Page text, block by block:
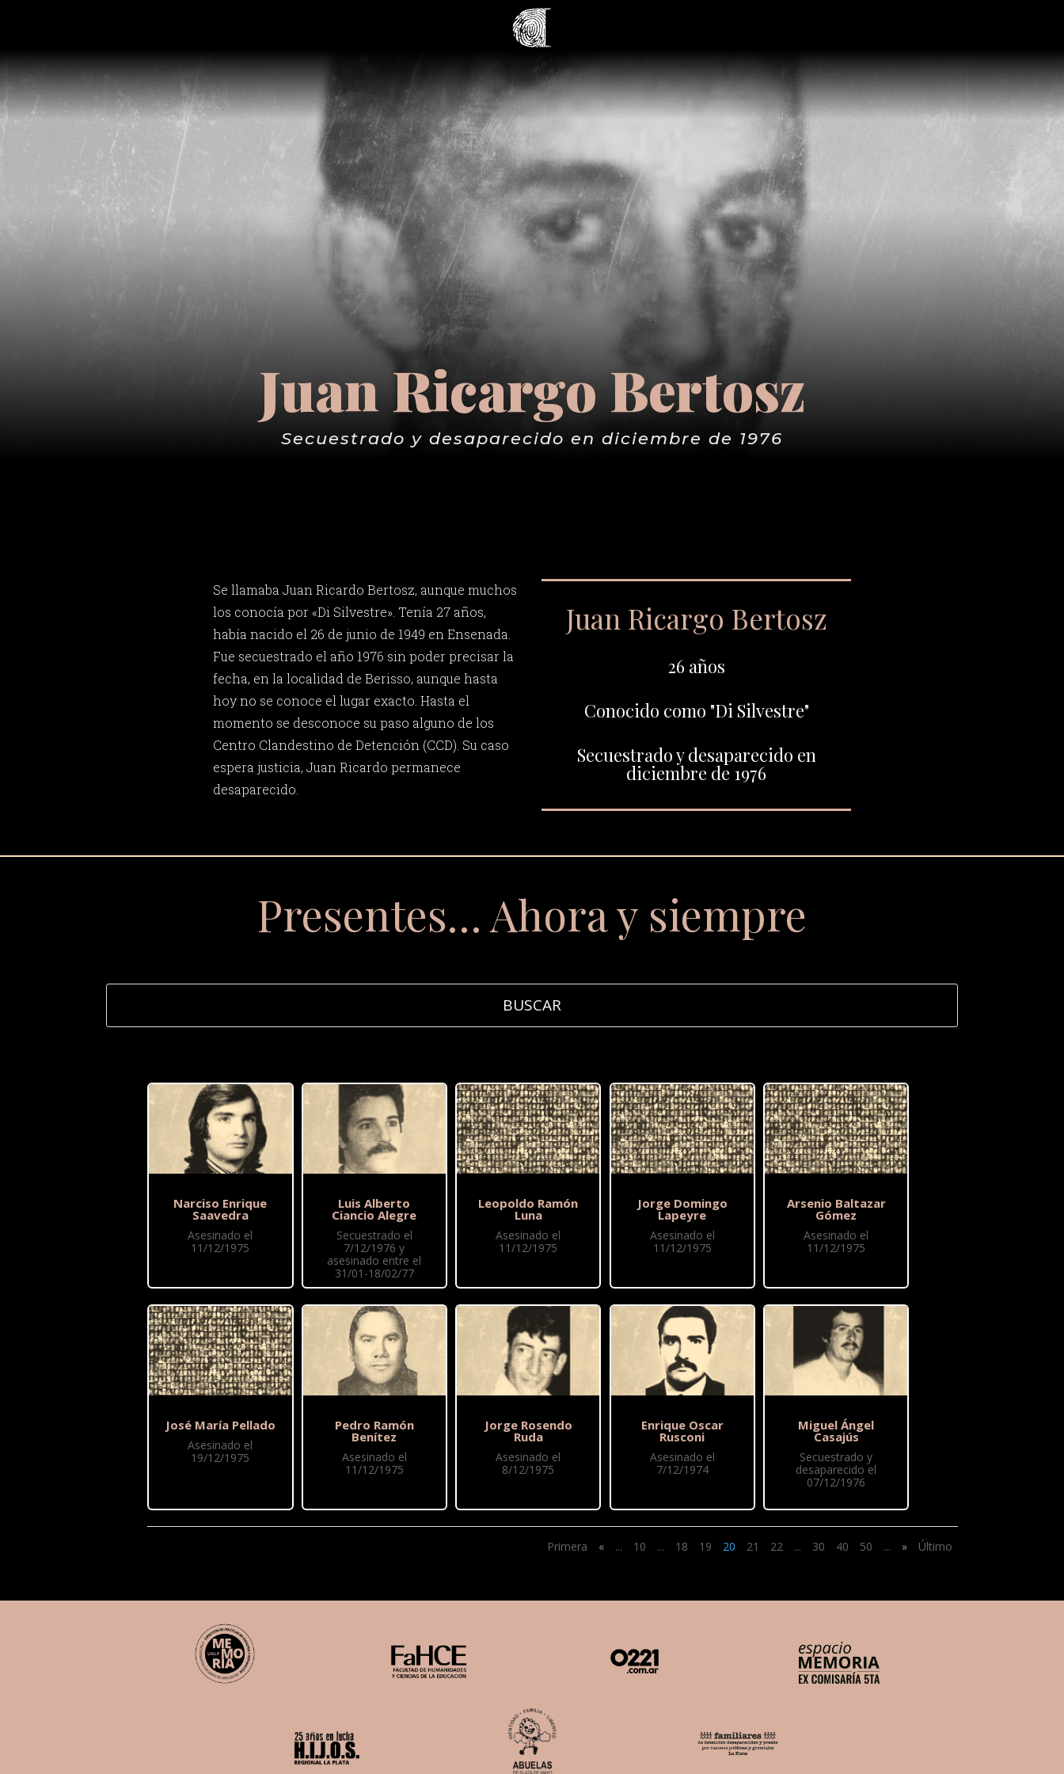
Juan Ricargo Bertosz
Secuestrado y desaparecido en diciembre de 1976
Se llamaba Juan Ricardo Bertosz, aunque muchos
los conocía por «Di Silvestre». Tenía 27 años,
había nacido el 26 de junio de 1949 en Ensenada.
Fue secuestrado el año 1976 sin poder precisar la
fecha, en la localidad de Berisso, aunque hasta
hoy no se conoce el lugar exacto. Hasta el
momento se desconoce su paso alguno de los
Centro Clandestino de Detención (CCD). Su caso
espera justicia, Juan Ricardo permanece
desaparecido.
Juan Ricargo Bertosz
26 años
Conocido como "Di Silvestre"
Secuestrado y desaparecido en
diciembre de 1976
Presentes… Ahora y siempre
Narciso Enrique
Saavedra
Asesinado el
11/12/1975
José María Pellado
Asesinado el
19/12/1975
Luis Alberto
Ciancio Alegre
Secuestrado el
7/12/1976 y
asesinado entre el
31/01-18/02/77
Pedro Ramón
Benítez
Asesinado el
11/12/1975
Leopoldo Ramón
Luna
Asesinado el
11/12/1975
Jorge Rosendo
Ruda
Asesinado el
8/12/1975
Jorge Domingo
Lapeyre
Asesinado el
11/12/1975
Enrique Oscar
Rusconi
Asesinado el
7/12/1974
Arsenio Baltazar
Gómez
Asesinado el
11/12/1975
Miguel Ángel
Casajús
Secuestrado y
desaparecido el
07/12/1976
Primera « ... 10 ... 18 19 20 21 22 ... 30 40 50 ... » Último